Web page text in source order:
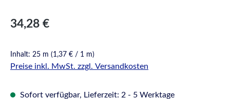
Regulärer Preis:
34,28 €
Inhalt: 25 m (1,37 € / 1 m)
Preise inkl. MwSt. zzgl. Versandkosten
Sofort verfügbar, Lieferzeit: 2 - 5 Werktage